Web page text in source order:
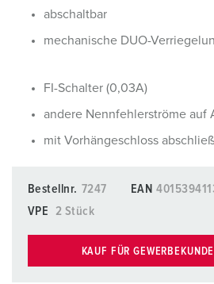
abschaltbar
mechanische DUO-
FI-Schalter (0,03A)
andere Nennfehlerströme auf
mit Vorhängeschloss
Bestellnr. 7247 EAN
VPE
2 Stück
KAUF FÜR